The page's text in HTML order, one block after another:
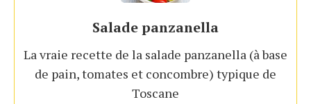
Salade panzanella
La vraie recette de la salade panzanella (à base
de pain, tomates et concombre) typique de
Toscane